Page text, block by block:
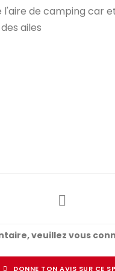
de camping car
ailes
veuillez vous
DONNE TON AVIS SUR CE